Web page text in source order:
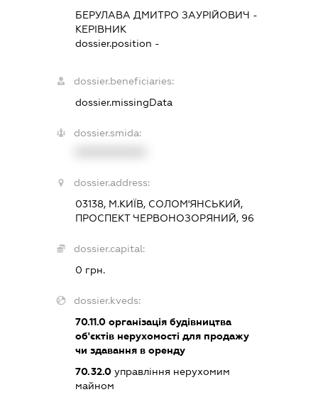
БЕРУЛАВА ДМИТРО ЗАУРІЙОВИЧ -
КЕРІВНИК
dossier.position -
dossier.beneficiaries:
dossier.missingData
dossier.smida:
dossier.address:
03138, М.КИЇВ, СОЛОМ'ЯНСЬКИЙ,
ПРОСПЕКТ ЧЕРВОНОЗОРЯНИЙ, 96
dossier.capital:
0 грн.
dossier.kveds:
70.11.0організація будівництва
об'єктів нерухомості для продажу
чи здавання в оренду
70.32.0управління нерухомим
майном